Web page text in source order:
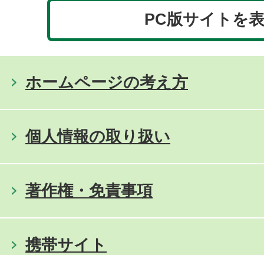
PC版サイトを
ホームページの考え方
個人情報の取り扱い
著作権・免責事項
携帯サイト